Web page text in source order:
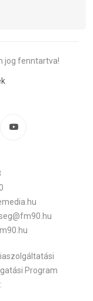
jog fenntartva!
Program